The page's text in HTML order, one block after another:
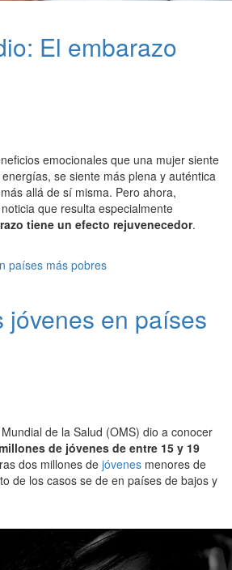
El embarazo
emocionales que una mujer siente
se siente más plena y auténtica
allá de sí misma. Pero ahora,
que resulta especialmente
tiene un efecto rejuvenecedor.
jóvenes en países
de la Salud (OMS) dio a conocer
de jóvenes de entre 15 y 19
dos millones dejóvenes menores de
de los casos se de en países de bajos y